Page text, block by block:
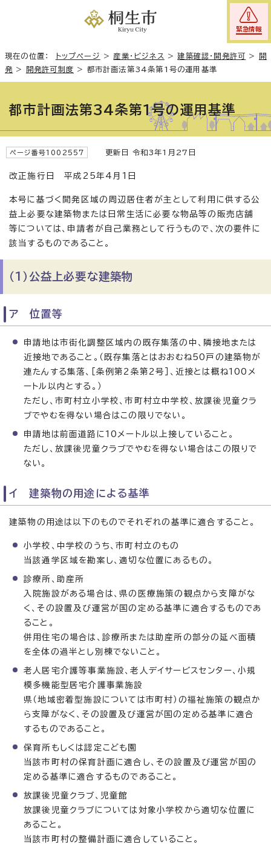
緊急情報
現在の位置： トップページ > 産業・ビジネス >建築確認・開発許可 >
開
発 > 開発許可制度 > 都市計画法第34条第1号の運用基準
都市計画法第34条第1号の運用基準
ページ番号1002557 更新日 令和3年1月27日
改正施行日 平成25年4月1日
本号に基づく開発区域の周辺居住者が主として利用に供する公
益上必要な建築物または日常生活に必要な物品等の販売店舗
等については、申請者が自己業務として行うもので、次の要件に
該当するものであること。
（1）公益上必要な建築物
ア 位置等
申請地は市街化調整区域内の既存集落の中、隣接地または
近接地であること。（既存集落とはおおむね50戸の建築物が
連たんする集落、［条例第2条第2号］、近接とは概ね100メ
ートル以内とする。）
ただし、市町村立小学校、市町村立中学校、放課後児童クラ
ブでやむを得ない場合はこの限りでない。
申請地は前面道路に10メートル以上接していること。
ただし、放課後児童クラブでやむを得ない場合はこの限りで
ない。
イ 建築物の用途による基準
建築物の用途は以下のものでそれぞれの基準に適合すること。
小学校、中学校のうち、市町村立のもの
当該通学区域を勘案し、適切な位置にあるもの。
診療所、助産所
入院施設がある場合は、県の医療施策の観点から支障がな
く、その設置及び運営が国の定める基準に適合するものであ
ること。
併用住宅の場合は、診療所または助産所の部分の延べ面積
を全体の過半とし別棟でないこと。
老人居宅介護等事業施設、老人デイサービスセンター、小規
模多機能型居宅介護事業施設
県（地域密着型施設については市町村）の福祉施策の観点か
ら支障がなく、その設置及び運営が国の定める基準に適合
するものであること。
保育所もしくは認定こども園
当該市町村の保育計画に適合し、その設置及び運営が国の
定める基準に適合するものであること。
放課後児童クラブ、児童館
放課後児童クラブについては対象小学校から適切な位置に
あること。
当該市町村の整備計画に適合していること。